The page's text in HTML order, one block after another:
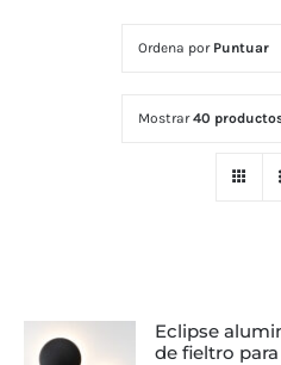
Ordena por Puntuar
Mostrar40
eclipse aluminio imdi – aplique circular
de fieltro